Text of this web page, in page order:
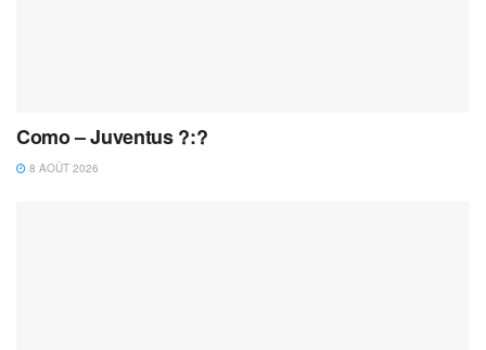
Como – Juventus ?:?
8 AOÛT 2026